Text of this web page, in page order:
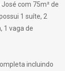
com 75m² de
1 suíte, 2
1 vaga de
incluindo